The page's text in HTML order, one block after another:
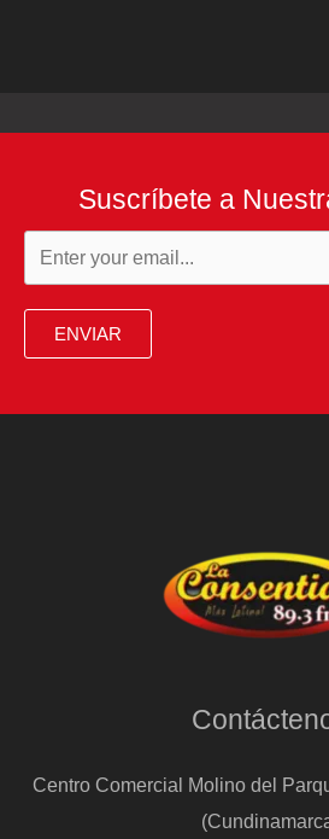
Suscríbete a
ENVIAR
Centro Comercial Molino del